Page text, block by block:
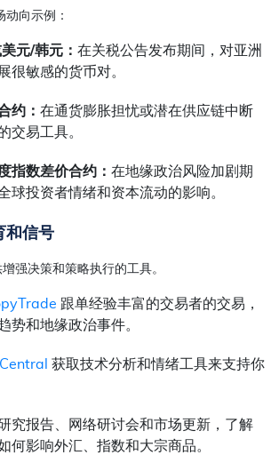
动向示例：
元/韩元： 在关税公告发布期间，对亚洲
很敏感的货币对。
约： 在通货膨胀担忧或潜在供应链中断
交易工具。
指数差价合约： 在地缘政治风险加剧期
球投资者情绪和资本流动的影响。
和信号
强决策和策略执行的工具。
跟单经验丰富的交易者的交易，
势和地缘政治事件。
获取技术分析和情绪工具来支持你
究报告、网络研讨会和市场更新，了解
何影响外汇、指数和大宗商品。